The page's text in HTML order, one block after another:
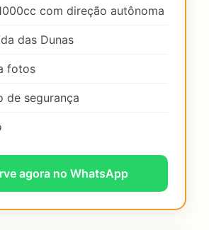
com direção autônoma
das Dunas
fotos
de segurança
agora no WhatsApp